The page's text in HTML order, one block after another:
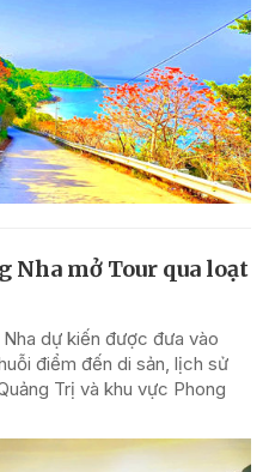
Nha mở Tour qua loạt
dự kiến được đưa vào
điểm đến di sản, lịch sử
Trị và khu vực Phong